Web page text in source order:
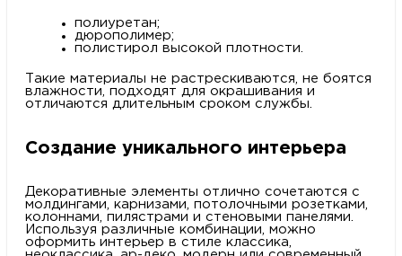
полиуретан;
дюрополимер;
полистирол высокой плотности.
Такие материалы не растрескиваются, не боятся
влажности, подходят для окрашивания и
отличаются длительным сроком службы.
Создание уникального интерьера
Декоративные элементы отлично сочетаются с
молдингами, карнизами, потолочными розетками,
колоннами, пилястрами и стеновыми панелями.
Используя различные комбинации, можно
оформить интерьер в стиле классика,